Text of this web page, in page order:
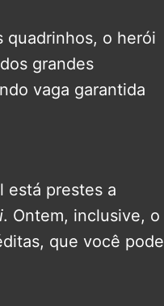
quadrinhos, o herói
grandes
vaga garantida
está prestes a
. Ontem, inclusive, o
que você pode